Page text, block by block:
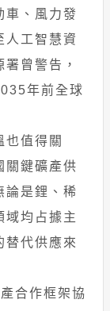
車、風力發
人工智慧資
曾警告，
年前全球
也值得關
關鍵礦產供
論是鋰、稀
域均占據主
替代供應來
合作框架協